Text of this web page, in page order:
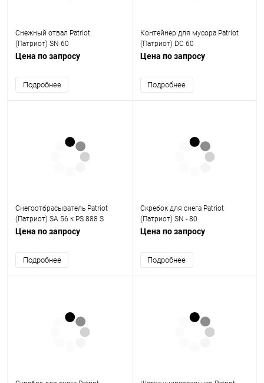
Снежный отвал Patriot
(Патриот) SN 60
Цена по запросу
Подробнее
Контейнер для мусора Patriot
(Патриот) DC 60
Цена по запросу
Подробнее
Снегоотбрасыватель Patriot
(Патриот) SA 56 к PS 888 S
Цена по запросу
Подробнее
Скребок для снега Patriot
(Патриот) SN - 80
Цена по запросу
Подробнее